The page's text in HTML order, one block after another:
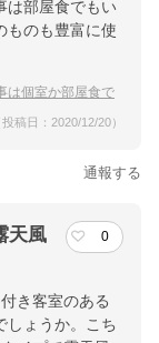
は部屋食でもい
ものも豊富に使
は個室か部屋食で
稿日：2020/12/20）
通報する
天風
0
き客室のある
しょうか。こち